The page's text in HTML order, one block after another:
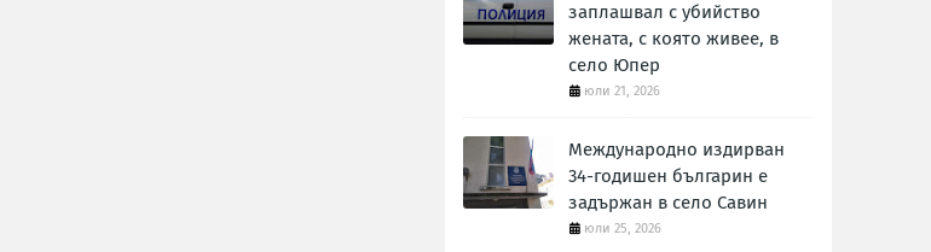
заплашвал с убийство
жената, с която живее, в
село Юпер
юли 21, 2026
Международно издирван
34-годишен българин е
задържан в село Савин
юли 25, 2026